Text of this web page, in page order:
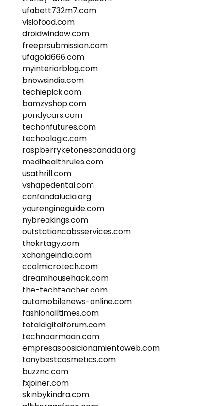
ufabett732m7.com
visiofood.com
droidwindow.com
freeprsubmission.com
ufagold666.com
myinteriorblog.com
bnewsindia.com
techiepick.com
bamzyshop.com
pondycars.com
techonfutures.com
techoologic.com
raspberryketonescanada.org
medihealthrules.com
usathrill.com
vshapedental.com
canfandalucia.org
yourengineguide.com
nybreakings.com
outstationcabsservices.com
thekrtagy.com
xchangeindia.com
coolmicrotech.com
dreamhousehack.com
the-techteacher.com
automobilenews-online.com
fashionalltimes.com
totaldigitalforum.com
technoarmaan.com
empresasposicionamientoweb.com
tonybestcosmetics.com
buzznc.com
fxjoiner.com
skinbykindra.com